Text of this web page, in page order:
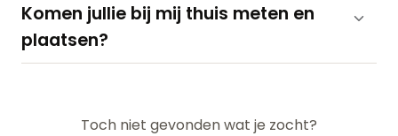
Komen jullie bij mij thuis meten en
plaatsen?
Toch niet gevonden wat je zocht?